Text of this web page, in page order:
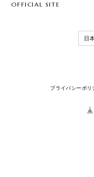
OFFICIAL SITE
プライバシーポリ